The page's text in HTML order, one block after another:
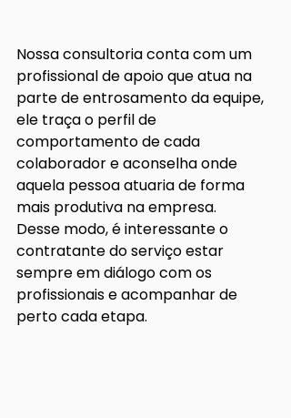
Nossa consultoria conta com um
profissional de apoio que atua na
parte de entrosamento da equipe,
ele traça o perfil de
comportamento de cada
colaborador e aconselha onde
aquela pessoa atuaria de forma
mais produtiva na empresa.
Desse modo, é interessante o
contratante do serviço estar
sempre em diálogo com os
profissionais e acompanhar de
perto cada etapa.